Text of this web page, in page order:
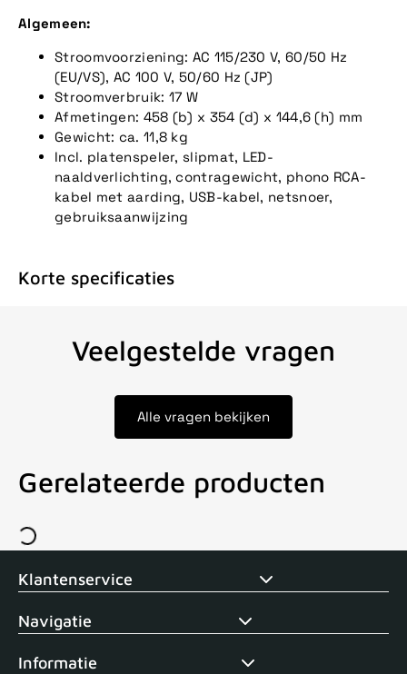
Algemeen:
Stroomvoorziening: AC 115/230 V, 60/50 Hz
(EU/VS), AC 100 V, 50/60 Hz (JP)
Stroomverbruik: 17 W
Afmetingen: 458 (b) x 354 (d) x 144,6 (h) mm
Gewicht: ca. 11,8 kg
Incl. platenspeler, slipmat, LED-
naaldverlichting, contragewicht, phono RCA-
kabel met aarding, USB-kabel, netsnoer,
gebruiksaanwijzing
Korte specificaties
Veelgestelde vragen
Alle vragen bekijken
Gerelateerde producten
Voor 15uur besteld, zelfde dag verstuurd Echte winkel +35
Klantenservice
Navigatie
Informatie